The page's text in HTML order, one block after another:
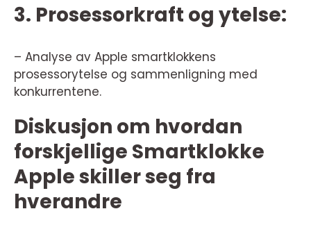
3. Prosessorkraft og ytelse:
– Analyse av Apple smartklokkens
prosessorytelse og sammenligning med
konkurrentene.
Diskusjon om hvordan
forskjellige Smartklokke
Apple skiller seg fra
hverandre